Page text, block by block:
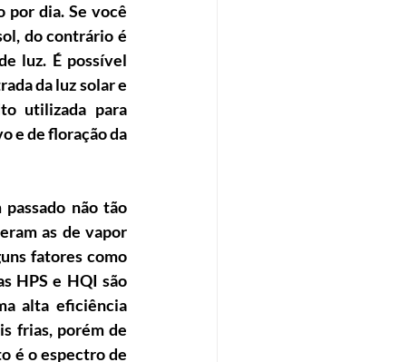
por dia. Se você
do contrário é
luz. É possível
da luz solar e
utilizada para
e de floração da
não tão
as de vapor
fatores como
HPS e HQI são
alta eficiência
frias, porém de
é o espectro de